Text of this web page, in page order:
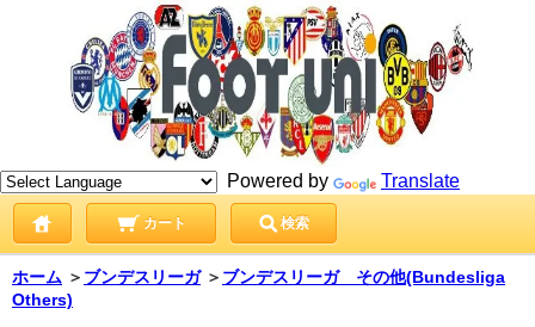
Powered by Translate
カート 検索
ホーム ＞ ブンデスリーガ ＞ ブンデスリーガ その他(Bundesliga
Others)